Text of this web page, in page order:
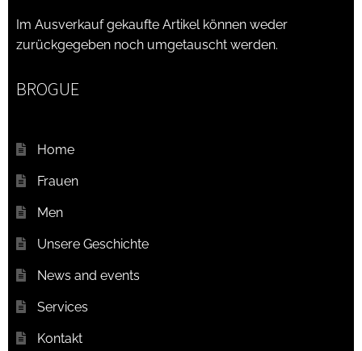
Im Ausverkauf gekaufte Artikel können weder
zurückgegeben noch umgetauscht werden.
BROGUE
Home
Frauen
Men
Unsere Geschichte
News and events
Services
Kontakt